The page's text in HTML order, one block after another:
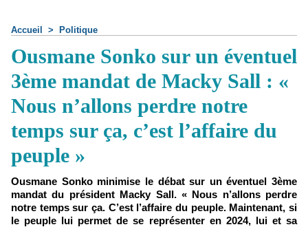
Accueil > Politique
Ousmane Sonko sur un éventuel
3ème mandat de Macky Sall : «
Nous n’allons perdre notre
temps sur ça, c’est l’affaire du
peuple »
Ousmane Sonko minimise le débat sur un éventuel 3ème
mandat du président Macky Sall. « Nous n’allons perdre
notre temps sur ça. C’est l’affaire du peuple. Maintenant, si
le peuple lui permet de se représenter en 2024, lui et sa